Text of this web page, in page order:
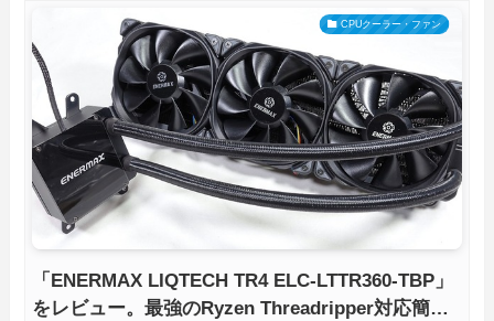
CPUクーラー・ファン
「ENERMAX LIQTECH TR4 ELC-LTTR360-TBP」
をレビュー。最強のRyzen Threadripper対応簡易